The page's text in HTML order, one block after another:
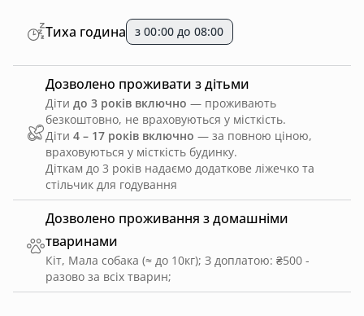
Дозволено проживання з домашніми
тваринами
Кіт, Мала собака (≈ до 10кг); З доплатою: ₴500 -
разово за всіх тварин;
Дозволено проживати з дітьми
Діти до 3 років включно — проживають
безкоштовно, не враховуються у місткість.
Діти 4 – 17 років включно — за повною ціною,
враховуються у місткість будинку.
Діткам до 3 років надаємо додаткове ліжечко та
стільчик для годування
Тиха година з 00:00 до 08:00